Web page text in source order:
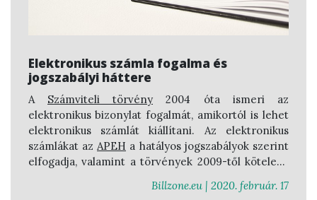
Elektronikus számla fogalma és
jogszabályi háttere
A Számviteli törvény 2004 óta ismeri az
elektronikus bizonylat fogalmát, amikortól is lehet
elektronikus számlát kiállítani. Az elektronikus
számlákat az APEH a hatályos jogszabályok szerint
elfogadja, valamint a törvények 2009-től kötelező
befogadását és kezelését.Billzone.eu | 2020. február. 17